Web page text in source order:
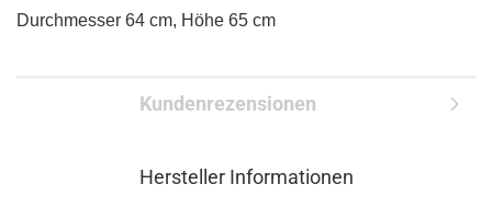
Durchmesser 64 cm, Höhe 65 cm
Kundenrezensionen
Hersteller Informationen